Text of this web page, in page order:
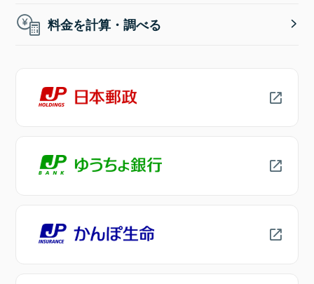
料金を計算・調べる